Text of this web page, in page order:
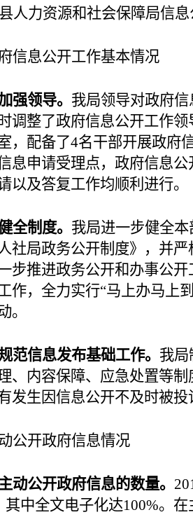
人力资源和社会保障局信息
信息公开工作基本情况
强领导。 我局领导对政府
调整了政府信息公开工作
，配备了4名干部开展政府
息申请受理点，政府信息
以及答复工作均顺利进行。
全制度。 我局进一步健全
社局政务公开制度》，并严
步推进政务公开和办事公
作，全力实行“马上办马上
。
范信息发布基础工作。 我局
、内容保障、应急处置等
发生因信息公开不及时被投
公开政府信息情况
动公开政府信息的数量。
其中全文电子化达100%。